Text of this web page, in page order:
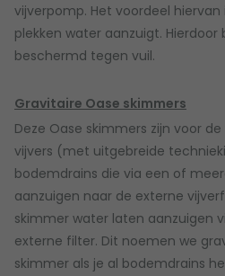
vijverpomp. Het voordeel
plekken water aanzuigt.
beschermd tegen vuil.
Gravitaire Oase skimmers
Deze Oase skimmers zijn voor
vijvers (met uitgebreide
bodemdrains die via een of
aanzuigen naar de externe
skimmer water laten aanzuigen
externe filter. Dit noemen we
skimmer als je al bodemdrains